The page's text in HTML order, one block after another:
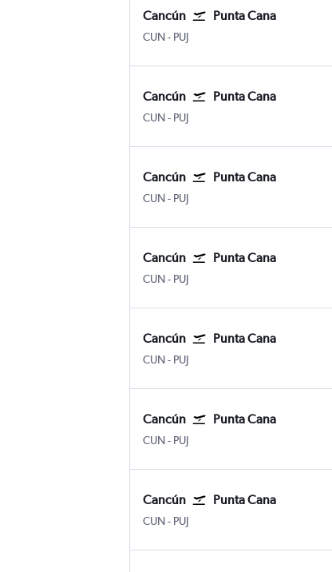
Cancún Punta Cana
CUN- PUJ
Cancún Punta Cana
CUN- PUJ
Cancún Punta Cana
CUN- PUJ
Cancún Punta Cana
CUN- PUJ
Cancún Punta Cana
CUN- PUJ
Cancún Punta Cana
CUN- PUJ
Cancún Punta Cana
CUN- PUJ